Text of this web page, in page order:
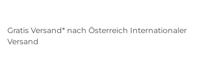
Gratis Versand* nach Österreich Internationaler
Versand